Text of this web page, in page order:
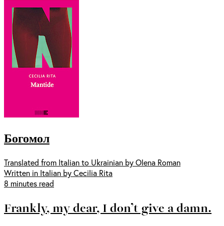
Богомол
Translated from Italian to Ukrainian by Olena Roman
Written in Italian by Cecilia Rita
8 minutes read
Frankly, my dear, I don’t give a damn.